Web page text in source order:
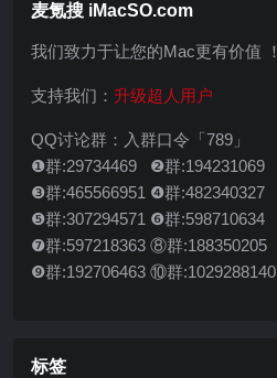
麦氪搜 iMacSO.com
我们致力于让您的Mac更有价值 ！
支持我们： 升级超人用户
QQ讨论群：入群口令「789」
❶群:29734469 ❷群:194231069
❸群:465566951 ❹群:482340327
❺群:307294571 ❻群:598710634
❼群:597218363 ⑧群:188350205
❾群:192706463 ⑩群:1029288140
标签